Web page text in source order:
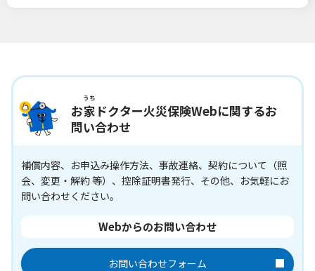
お家
うち
ドクター火災保険Webに関するお
問い合わせ
補償内容、お申込み操作方法、事故連絡、契約について（照
会、変更・解約 等）、控除証明書発行、その他、お気軽にお
問い合わせください。
Webからのお問い合わせ
お問い合わせフォーム